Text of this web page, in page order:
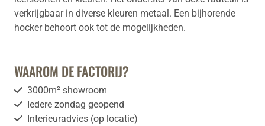
verkrijgbaar in diverse kleuren metaal. Een bijhorende
hocker behoort ook tot de mogelijkheden.
WAAROM DE FACTORIJ?
3000m² showroom
Iedere zondag geopend
Interieuradvies (op locatie)